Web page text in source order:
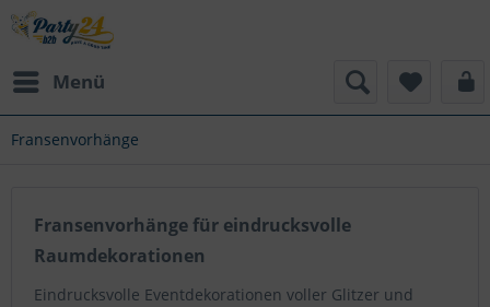
Menü
Fransenvorhänge
Fransenvorhänge für eindrucksvolle
Raumdekorationen
Eindrucksvolle Eventdekorationen voller Glitzer und